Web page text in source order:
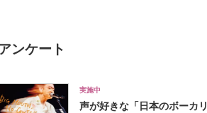
アンケート
実施中
声が好きな「日本のボーカリ